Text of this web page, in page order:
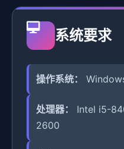
系统要求
操作系统：
处理器：
Intel i5-
2600